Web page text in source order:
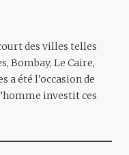
des villes telles
Bombay, Le Caire,
a été l’occasion de
investit ces